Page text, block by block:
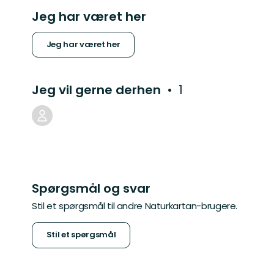
Jeg har været her
Jeg har været her
Jeg vil gerne derhen 1
Spørgsmål og svar
Stil et spørgsmål til andre Naturkartan-brugere.
Stil et spørgsmål